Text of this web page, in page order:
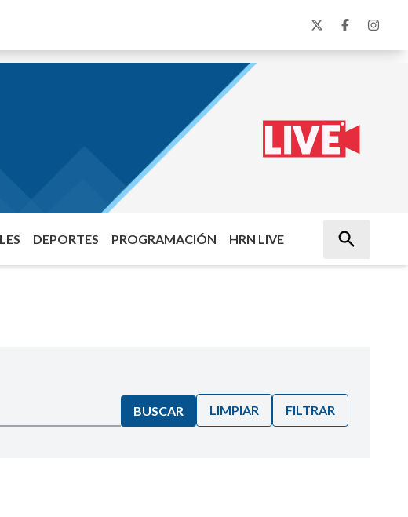
DEPORTES PROGRAMACIÓN HRN LIVE
BUSCAR LIMPIAR FILTRAR